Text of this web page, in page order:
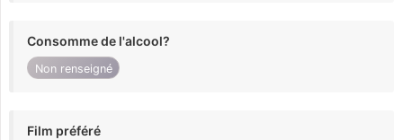
Consomme de l'alcool?
Non renseigné
Film préféré